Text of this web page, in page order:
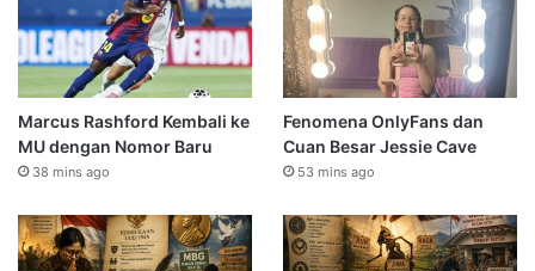
Marcus Rashford Kembali ke
MU dengan Nomor Baru
38 mins ago
Fenomena OnlyFans dan
Cuan Besar Jessie Cave
53 mins ago